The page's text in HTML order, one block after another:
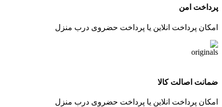
پرداخت امن
امکان پرداخت انلاین یا پرداخت حضروی درب منزل
ضمانت اصالت کالا
امکان پرداخت انلاین یا پرداخت حضروی درب منزل